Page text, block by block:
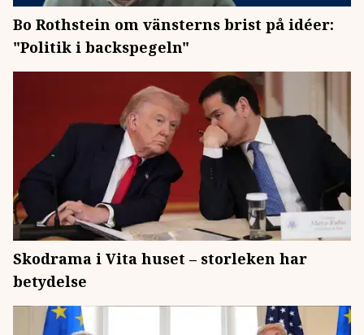
Bo Rothstein om vänsterns brist på idéer:
"Politik i backspegeln"
Skodrama i Vita huset – storleken har
betydelse